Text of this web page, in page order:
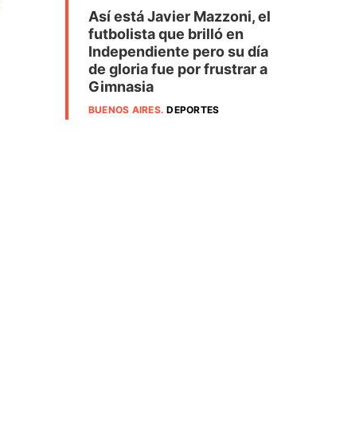
Así está Javier Mazzoni, el
futbolista que brilló en
Independiente pero su día
de gloria fue por frustrar a
Gimnasia
BUENOS AIRES.DEPORTES